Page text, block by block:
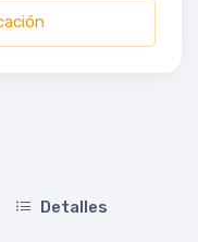
Detalles